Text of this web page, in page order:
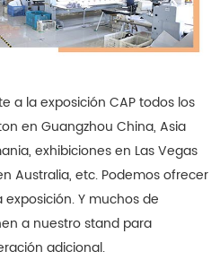
a la exposición CAP todos los
en Guangzhou China, Asia
exhibiciones en Las Vegas
Australia, etc. Podemos ofrecer
Y muchos de
a nuestro stand para
adicional.